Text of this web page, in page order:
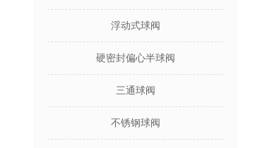
浮动式球阀
硬密封偏心半球阀
三通球阀
不锈钢球阀